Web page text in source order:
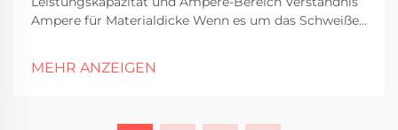
Ampere für Materialdicke Wenn es um das Schweißen
Mehr Ampere bedeuten im Allgemeinen mehr
MEHR ANZEIGEN